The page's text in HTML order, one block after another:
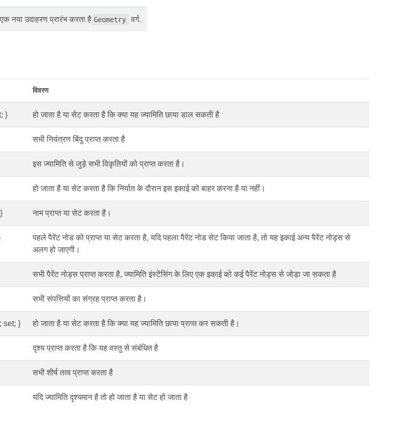
नया उदाहरण प्रारंभ करता है Geometry वर्ग.
विवरण
} हो जाता है या सेट करता है कि क्या यह ज्यामिति छाया डाल सकती है
सभी नियंत्रण बिंदु प्राप्त करता है
इस ज्यामिति से जुड़े सभी विकृतियों को प्राप्त करता है।
हो जाता है या सेट करता है कि निर्यात के दौरान इस इकाई को बाहर करना है या नहीं।
नाम प्राप्त या सेट करता है।
पहले पैरेंट नोड को प्राप्त या सेट करता है, यदि पहला पैरेंट नोड सेट किया जाता है, तो यह इकाई अन्य पैरेंट नोड्स से
अलग हो जाएगी।
सभी पैरेंट नोड्स प्राप्त करता है, ज्यामिति इंस्टेंसिंग के लिए एक इकाई को कई पैरेंट नोड्स से जोड़ा जा सकता है
सभी संपत्तियों का संग्रह प्राप्त करता है।
set; } हो जाता है या सेट करता है कि क्या यह ज्यामिति छाया प्राप्त कर सकती है।
दृश्य प्राप्त करता है कि यह वस्तु से संबंधित है
सभी शीर्ष तत्व प्राप्त करता है
यदि ज्यामिति दृश्यमान है तो हो जाता है या सेट हो जाता है